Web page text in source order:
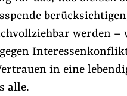
werden –
in eine
alle.